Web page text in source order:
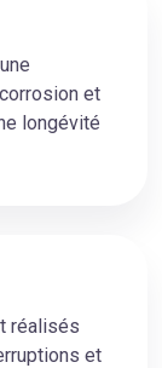
et
longévité
réalisés
et